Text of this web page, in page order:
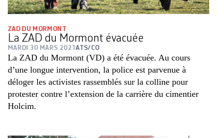
ZAD DU MORMONT
La ZAD du Mormont évacuée
MARDI 30 MARS 2021ATS/CO
La ZAD du Mormont (VD) a été évacuée. Au cours
d’une longue intervention, la police est parvenue à
déloger les activistes rassemblés sur la colline pour
protester contre l’extension de la carrière du cimentier
Holcim.